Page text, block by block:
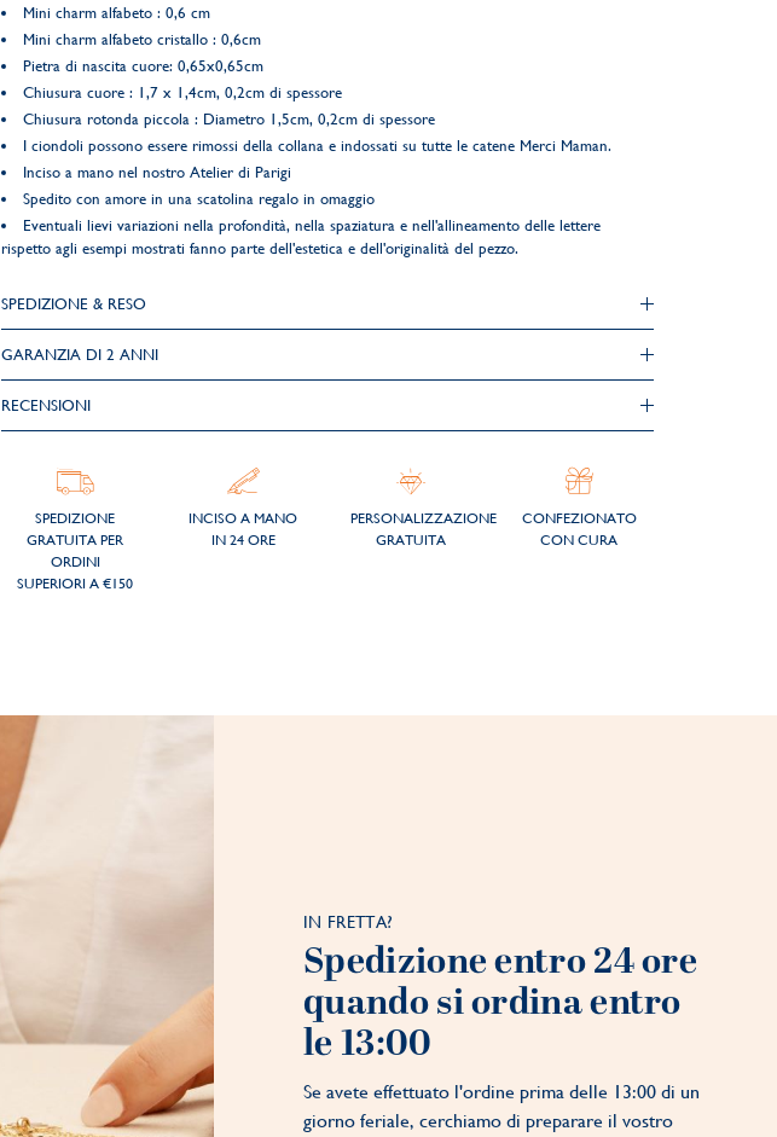
Mini charm alfabeto : 0,6 cm
Mini charm alfabeto cristallo : 0,6cm
Pietra di nascita cuore: 0,65x0,65cm
Chiusura cuore : 1,7 x 1,4cm, 0,2cm di spessore
Chiusura rotonda piccola : Diametro 1,5cm, 0,2cm di spessore
I ciondoli possono essere rimossi della collana e indossati su tutte le catene Merci Maman.
Inciso a mano nel nostro Atelier di Parigi
Spedito con amore in una scatolina regalo in omaggio
Eventuali lievi variazioni nella profondità, nella spaziatura e nell'allineamento delle lettere
rispetto agli esempi mostrati fanno parte dell'estetica e dell'originalità del pezzo.
SPEDIZIONE & RESO
GARANZIA DI 2 ANNI
RECENSIONI
SPEDIZIONE
GRATUITA PER
ORDINI
SUPERIORI A €150
INCISO A MANO
IN 24 ORE
PERSONALIZZAZIONE
GRATUITA
CONFEZIONATO
CON CURA
IN FRETTA?
Spedizione entro 24 ore
quando si ordina entro
le 13:00
Se avete effettuato l'ordine prima delle 13:00 di un
giorno feriale, cerchiamo di preparare il vostro